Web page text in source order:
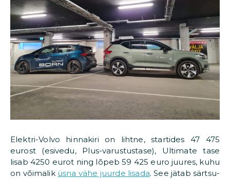
Elektri-Volvo hinnakiri on lihtne, startides 47 475
eurost (esivedu, Plus-varustustase), Ultimate tase
lisab 4250 eurot ning lõpeb 59 425 euro juures, kuhu
on võimalik üsna vähe juurde lisada. See jätab särtsu-